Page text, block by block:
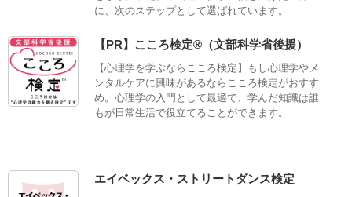
に、次のステップとして選ばれています。
【PR】こころ検定®（文部科学省後援）
【心理学を学ぶならこころ検定】もし心理学やメ
ンタルケアに興味があるならこころ検定がおすす
め。心理学の入門として最適で、学んだ知識は誰
もが日常生活で役立てることができます。
エイベックス・ストリートダンス検定